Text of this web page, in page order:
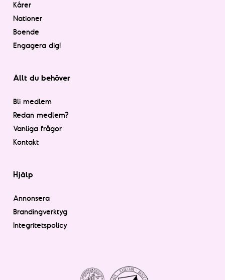
Kårer
Nationer
Boende
Engagera dig!
Allt du behöver
Bli medlem
Redan medlem?
Vanliga frågor
Kontakt
Hjälp
Annonsera
Brandingverktyg
Integritetspolicy